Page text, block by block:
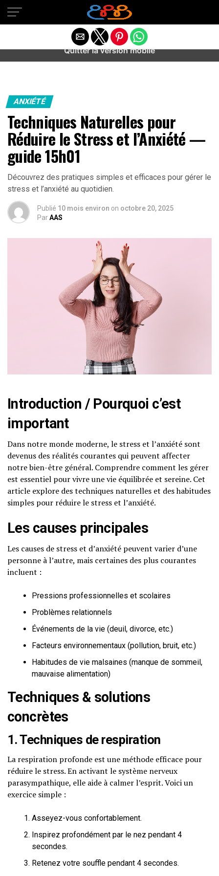
Warning
: preg_match(): Unknown modifier '/' in
/home/u589487443/domains/aideanxietestress.fr/
content/plugins/idev-post-views/includes/class-bots.php
ANXIÉTÉ
Techniques Naturelles pour
Réduire le Stress et l’Anxiété —
guide 15h01
Découvrez des pratiques simples et efficaces pour gérer le
stress et l’anxiété au quotidien.
Publié 10 mois environ on octobre 20, 2025
ParAAS
Introduction / Pourquoi c’est
important
Dans notre monde moderne, le stress et l’anxiété sont
devenus des réalités courantes qui peuvent affecter
notre bien-être général. Comprendre comment les gérer
est essentiel pour vivre une vie équilibrée et sereine. Cet
article explore des techniques naturelles et des habitudes
simples pour réduire le stress et l’anxiété.
Les causes principales
Les causes de stress et d’anxiété peuvent varier d’une
personne à l’autre, mais certaines des plus courantes
incluent :
Pressions professionnelles et scolaires
Problèmes relationnels
Événements de la vie (deuil, divorce, etc.)
Facteurs environnementaux (pollution, bruit, etc.)
Habitudes de vie malsaines (manque de sommeil,
mauvaise alimentation)
Techniques & solutions
concrètes
1. Techniques de respiration
La respiration profonde est une méthode efficace pour
réduire le stress. En activant le système nerveux
parasympathique, elle aide à calmer l’esprit. Voici un
exercice simple :
Asseyez-vous confortablement.
Inspirez profondément par le nez pendant 4
secondes.
Retenez votre souffle pendant 4 secondes.
Quitter la version mobile